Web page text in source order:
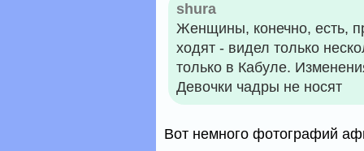
shura
Женщины, конечно, есть,
ходят - видел только
только в Кабуле.
Девочки чадры не носят
Вот немного фотографий